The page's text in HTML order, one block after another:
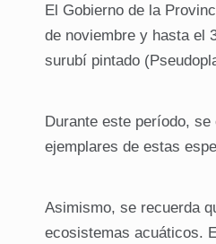
El Gobierno de la
de noviembre y hasta el
surubí pintado
Durante este período,
ejemplares de estas
Asimismo, se recuerda
ecosistemas acuáticos.